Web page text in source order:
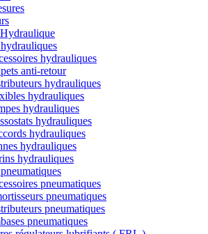
hydrauliques
anti-retour
hydrauliques
hydrauliques
hydrauliques
hydrauliques
hydrauliques
hydrauliques
hydrauliques
pneumatiques
pneumatiques
pneumatiques
pneumatiques